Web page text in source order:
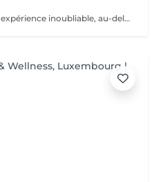
Voyage Sensoriel Fusion Une expérience inoubliable, au-delà du massage Plus qu'un simple massage, c'est une véritable expérience immersive qui invite à l'harmonie entre le corps, l'esprit et l'âme. Grâce à des mouvements longs, fluides et enveloppants, associés à la puissance de la luminothérapie, de l'aromathérapie, de la musicothérapie et de l'alignement des chakras, vous êtes transporté(e) dans un univers unique de détente et de connexion intérieure. Les bienfaits : Libération des tensions physiques et mentales Réduction immédiate du stress Circulation d'énergie et sensation de vitalité Bien-être profond, légèreté et renouveau Une expérience inoubliable comme un voyage qui réveille tous vos sens.